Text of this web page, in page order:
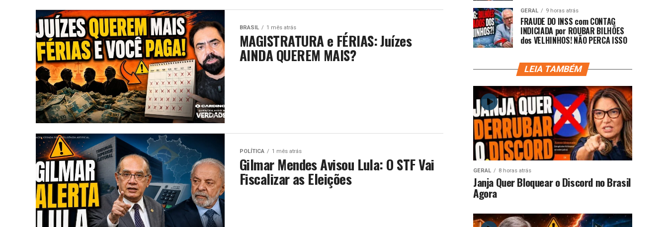
BRASIL 1 mês atrás
MAGISTRATURA e FÉRIAS: Juízes
AINDA QUEREM MAIS?
POLÍTICA 1 mês atrás
Gilmar Mendes Avisou Lula: O STF Vai
Fiscalizar as Eleições
GERAL 9 horas atrás
FRAUDE DO INSS com CONTAG
INDICIADA por ROUBAR BILHÕES
dos VELHINHOS! NÃO PERCA ISSO
LEIA TAMBÉM
GERAL 8 horas atrás
Janja Quer Bloquear o Discord no Brasil
Agora